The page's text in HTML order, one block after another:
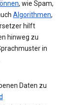
, wie Spam,
Algorithmen,
hilft
hinweg zu
in
Daten zu